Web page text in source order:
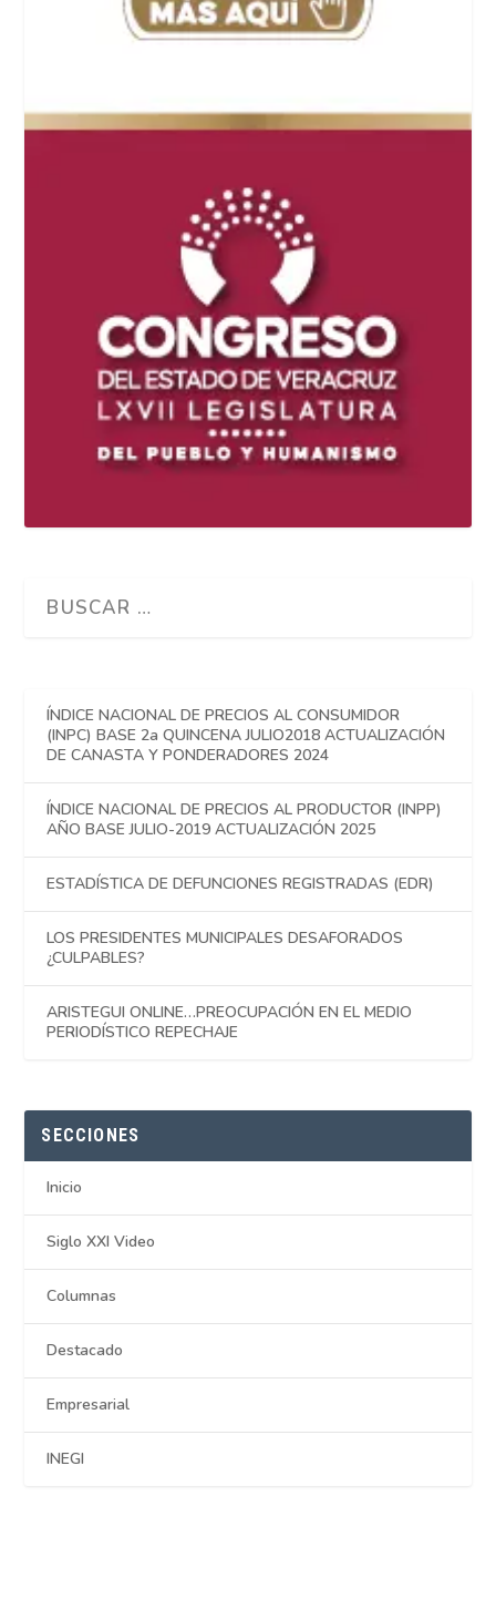
ÍNDICE NACIONAL DE PRECIOS AL CONSUMIDOR
(INPC) BASE 2a QUINCENA JULIO2018 ACTUALIZACIÓN
DE CANASTA Y PONDERADORES 2024
ÍNDICE NACIONAL DE PRECIOS AL PRODUCTOR (INPP)
AÑO BASE JULIO-2019 ACTUALIZACIÓN 2025
ESTADÍSTICA DE DEFUNCIONES REGISTRADAS (EDR)
LOS PRESIDENTES MUNICIPALES DESAFORADOS
¿CULPABLES?
ARISTEGUI ONLINE…PREOCUPACIÓN EN EL MEDIO
PERIODÍSTICO REPECHAJE
SECCIONES
Inicio
Siglo XXI Video
Columnas
Destacado
Empresarial
INEGI